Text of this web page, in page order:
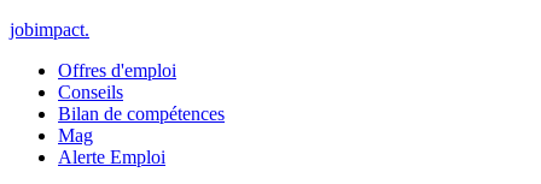
jobimpact.
Offres d'emploi
Conseils
Bilan de compétences
Mag
Alerte Emploi